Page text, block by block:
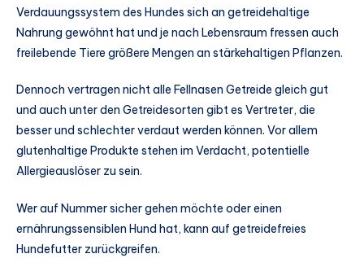
Verdauungssystem des Hundes sich an getreidehaltige
Nahrung gewöhnt hat und je nach Lebensraum fressen auch
freilebende Tiere größere Mengen an stärkehaltigen Pflanzen.
Dennoch vertragen nicht alle Fellnasen Getreide gleich gut
und auch unter den Getreidesorten gibt es Vertreter, die
besser und schlechter verdaut werden können. Vor allem
glutenhaltige Produkte stehen im Verdacht, potentielle
Allergieauslöser zu sein.
Wer auf Nummer sicher gehen möchte oder einen
ernährungssensiblen Hund hat, kann auf getreidefreies
Hundefutter zurückgreifen.